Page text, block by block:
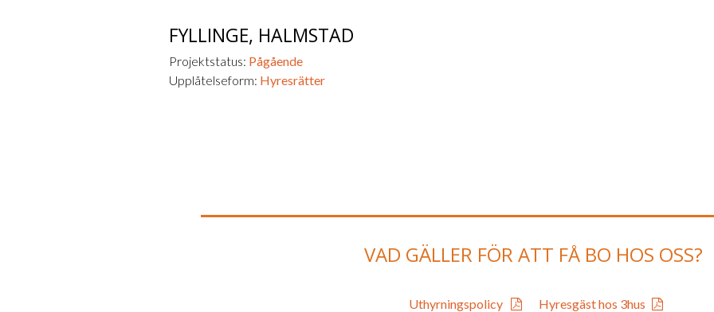
FYLLINGE, HALMSTAD
Projektstatus: Pågående
Upplåtelseform: Hyresrätter
VAD GÄLLER FÖR ATT FÅ BO HOS OSS?
Uthyrningspolicy Hyresgäst hos 3hus